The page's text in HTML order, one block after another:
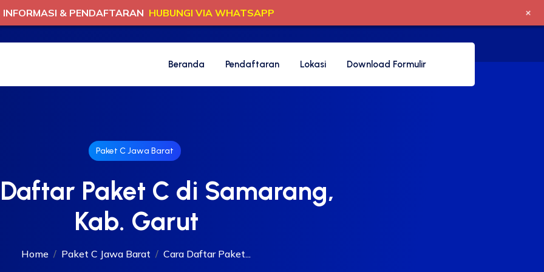
Beranda Pendaftaran Lokasi Download Formulir
Paket C Jawa Barat
Paket C di Samarang,
Kab. Garut
Home Paket C Jawa Barat Cara Daftar Paket...
INFORMASI & PENDAFTARAN HUBUNGI VIA WHATSAPP +